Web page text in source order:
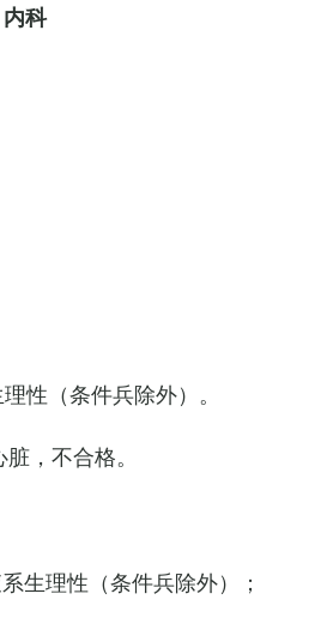
科
性（条件兵除外）。
，不合格。
生理性（条件兵除外）；